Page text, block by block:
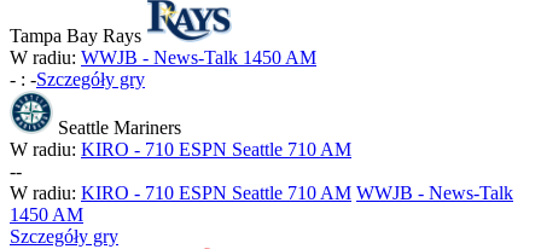
Tampa Bay Rays
W radiu: WWJB - News-Talk 1450 AM
- : -Szczegóły gry
Seattle Mariners
W radiu: KIRO - 710 ESPN Seattle 710 AM
--
W radiu: KIRO - 710 ESPN Seattle 710 AM WWJB - News-Talk
1450 AM
Szczegóły gry